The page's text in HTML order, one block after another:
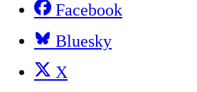
Facebook
Bluesky
X